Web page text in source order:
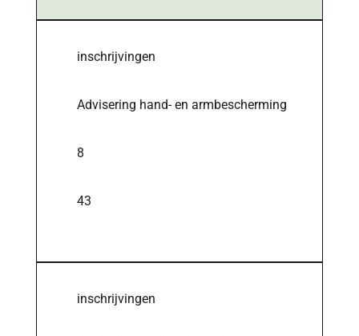
inschrijvingen
Advisering hand- en armbescherming
8
43
inschrijvingen